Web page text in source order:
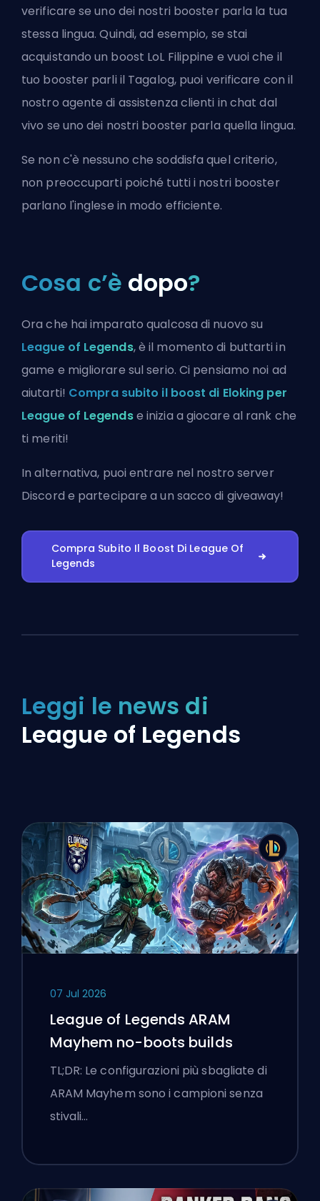
verificare se uno dei nostri booster parla la tua
stessa lingua. Quindi, ad esempio, se stai
acquistando un boost LoL Filippine e vuoi che il
tuo booster parli il Tagalog, puoi verificare con il
nostro agente di assistenza clienti in chat dal
vivo se uno dei nostri booster parla quella lingua.
Se non c'è nessuno che soddisfa quel criterio,
non preoccuparti poiché tutti i nostri booster
parlano l'inglese in modo efficiente.
Cosa c’è dopo?
Ora che hai imparato qualcosa di nuovo su
League of Legends, è il momento di buttarti in
game e migliorare sul serio. Ci pensiamo noi ad
aiutarti! Compra subito il boost di Eloking per
League of Legendse inizia a giocare al rank che
ti meriti!
In alternativa, puoientrare nel nostro server
Discord e partecipare a un sacco di giveaway!
Compra Subito Il Boost Di League Of
Legends
Leggi le news di
League of Legends
07 Jul 2026
League of Legends ARAM
Mayhem no-boots builds
TL;DR: Le configurazioni più sbagliate di
ARAM Mayhem sono i campioni senza
stivali…